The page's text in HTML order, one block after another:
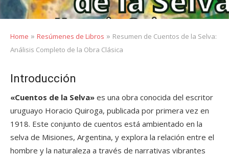
Home » Resúmenes de Libros » Resumen de Cuentos de la Selva:
Análisis Completo de la Obra Clásica
Introducción
«Cuentos de la Selva» es una obra conocida del escritor
uruguayo Horacio Quiroga, publicada por primera vez en
1918. Este conjunto de cuentos está ambientado en la
selva de Misiones, Argentina, y explora la relación entre el
hombre y la naturaleza a través de narrativas vibrantes